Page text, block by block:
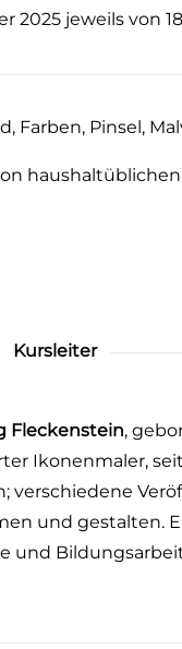
2025 jeweils von
Farben, Pinsel,
Kursleiter
Fleckenstein,
Ikonenmaler,
verschiedene
und gestalten.
und